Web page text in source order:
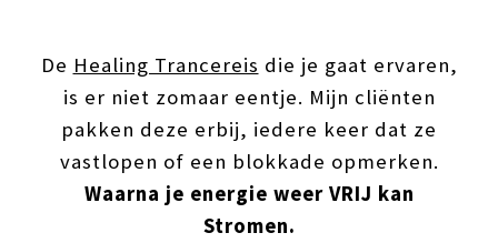
De Healing Trancereis die je gaat ervaren,
is er niet zomaar eentje. Mijn cliënten
pakken deze erbij, iedere keer dat ze
vastlopen of een blokkade opmerken.
Waarna je energie weer VRIJ kan
Stromen.